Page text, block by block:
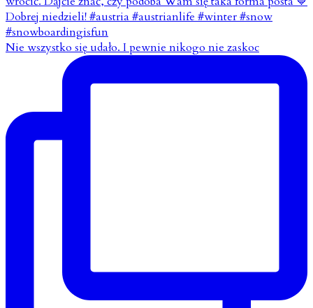
Nie wszystko się udało. I pewnie nikogo nie zaskoc